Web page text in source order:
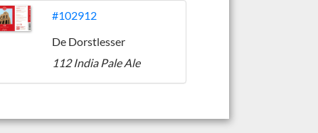
#102912
De Dorstlesser
112 India Pale Ale